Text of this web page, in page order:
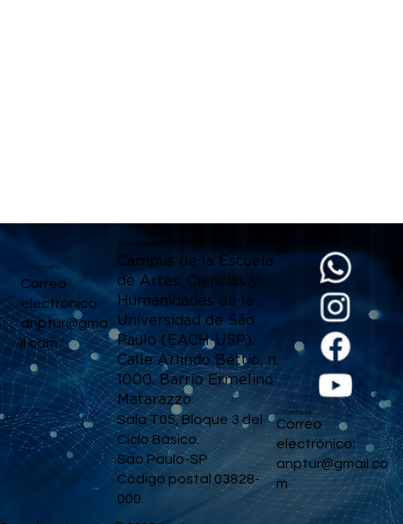
Sede de ANPTUR
Campus de la Escuela
de Artes, Ciencias y
Humanidades de la
Universidad de São
Paulo (EACH-USP).
Calle Arlindo Béttio, n.
1000. Barrio Ermelino
Matarazzo
Sala T05, Bloque 3 del
Ciclo Básico.
Sao Paulo-SP
Código postal 03828-
000.
Contacto
Correo
electrónico:
anptur@gma
il.com
Contacto
Correo
electrónico:
anptur@gmail.co
m